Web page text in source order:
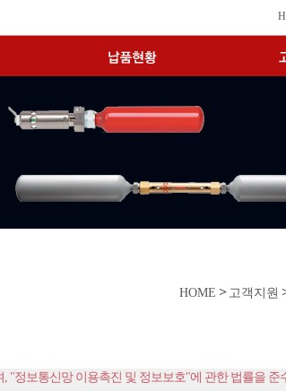
HOME > 고객지원